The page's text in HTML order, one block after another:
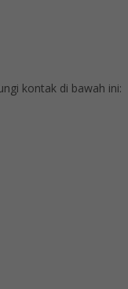
kontak di bawah ini: